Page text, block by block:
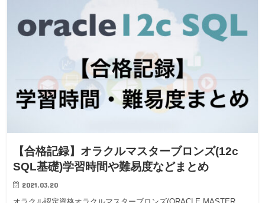
【合格記録】オラクルマスターブロンズ(12c
SQL基礎)学習時間や難易度などまとめ
2021.03.20